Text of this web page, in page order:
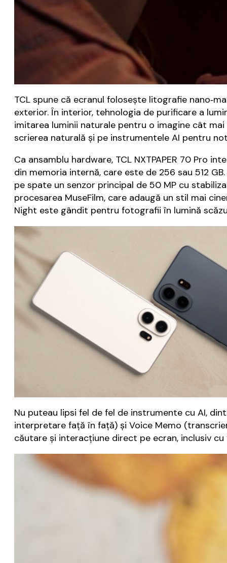
TCL spune că ecranul folosește litografie
exterior. În interior, tehnologia de purificare a
imitarea luminii naturale pentru o imagine cât
scrierea naturală și pe instrumentele AI pentru
Ca ansamblu hardware, TCL NXTPAPER 70 Pro
din memoria internă, care este de 256 sau 512
pe spate un senzor principal de 50 MP cu
procesarea MuseFilm, care adaugă un stil mai
Night este gândit pentru fotografii în lumină
Nu puteau lipsi fel de fel de instrumente cu AI,
interpretare față în față) și Voice Memo
căutare și interacțiune direct pe ecran, inclusiv